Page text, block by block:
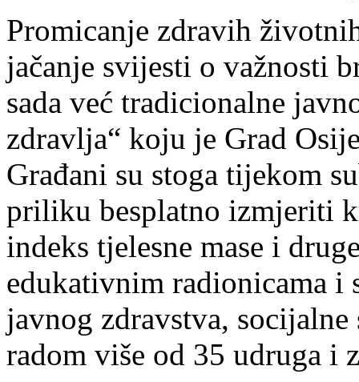
Promicanje zdravih
jačanje svijesti o važnosti
sada već tradicionalne
zdravlja“ koju je Grad
Građani su stoga tijekom
priliku besplatno izmjeriti
indeks tjelesne mase i
edukativnim radionicama i
javnog zdravstva,
radom više od 35 udruga i